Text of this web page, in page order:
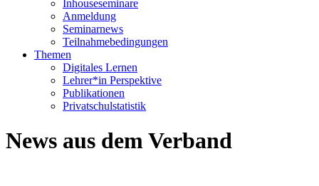
Inhouseseminare
Anmeldung
Seminarnews
Teilnahmebedingungen
Themen
Digitales Lernen
Lehrer*in Perspektive
Publikationen
Privatschulstatistik
News aus dem Verband